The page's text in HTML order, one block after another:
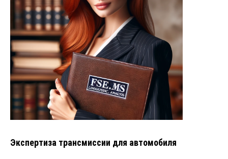
Экспертиза трансмиссии для автомобиля